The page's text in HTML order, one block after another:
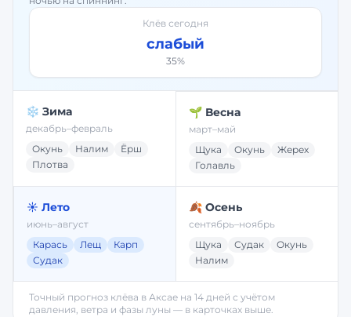
Клёв сегодня
слабый
35%
❄️ Зима
декабрь–февраль
Окунь
Налим
Ёрш
Плотва
🌱 Весна
март–май
Щука
Окунь
Жерех
Голавль
☀️ Лето
июнь–август
Карась
Лещ
Карп
Судак
🍂 Осень
сентябрь–ноябрь
Щука
Судак
Окунь
Налим
Точный прогноз клёва в Аксае на 14 дней с учётом
давления, ветра и фазы луны — в карточках выше.